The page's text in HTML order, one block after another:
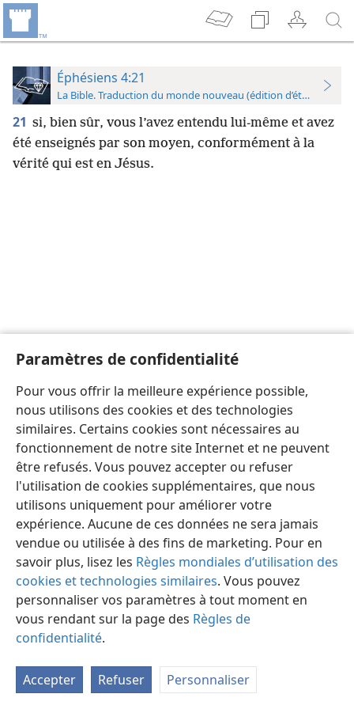
Paramètres de confidentialité
Pour vous offrir la meilleure expérience possible,
nous utilisons des cookies et des technologies
similaires. Certains cookies sont nécessaires au
fonctionnement de notre site Internet et ne peuvent
être refusés. Vous pouvez accepter ou refuser
l'utilisation de cookies supplémentaires, que nous
utilisons uniquement pour améliorer votre
expérience. Aucune de ces données ne sera jamais
vendue ou utilisée à des fins de marketing. Pour en
savoir plus, lisez les Règles mondiales d’utilisation des
cookies et technologies similaires. Vous pouvez
personnaliser vos paramètres à tout moment en
vous rendant sur la page des Règles de
confidentialité.
Accepter Refuser Personnaliser
Éphésiens 4:21
La Bible. Traduction du monde nouveau (édition d’étude)
21 si, bien sûr, vous l’avez entendu lui-​même et avez
été enseignés par son moyen, conformément à la
vérité qui est en Jésus.
Préférences
Copyright© 2026 Watch Tower Bible and Tract Society of Pennsylvania
Conditions d’utilisation
Règles de confidentialité
Paramètres de confidentialité
JW.ORG Se connecter